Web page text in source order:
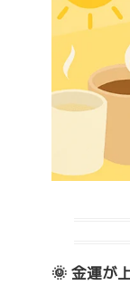
🌞 金運が